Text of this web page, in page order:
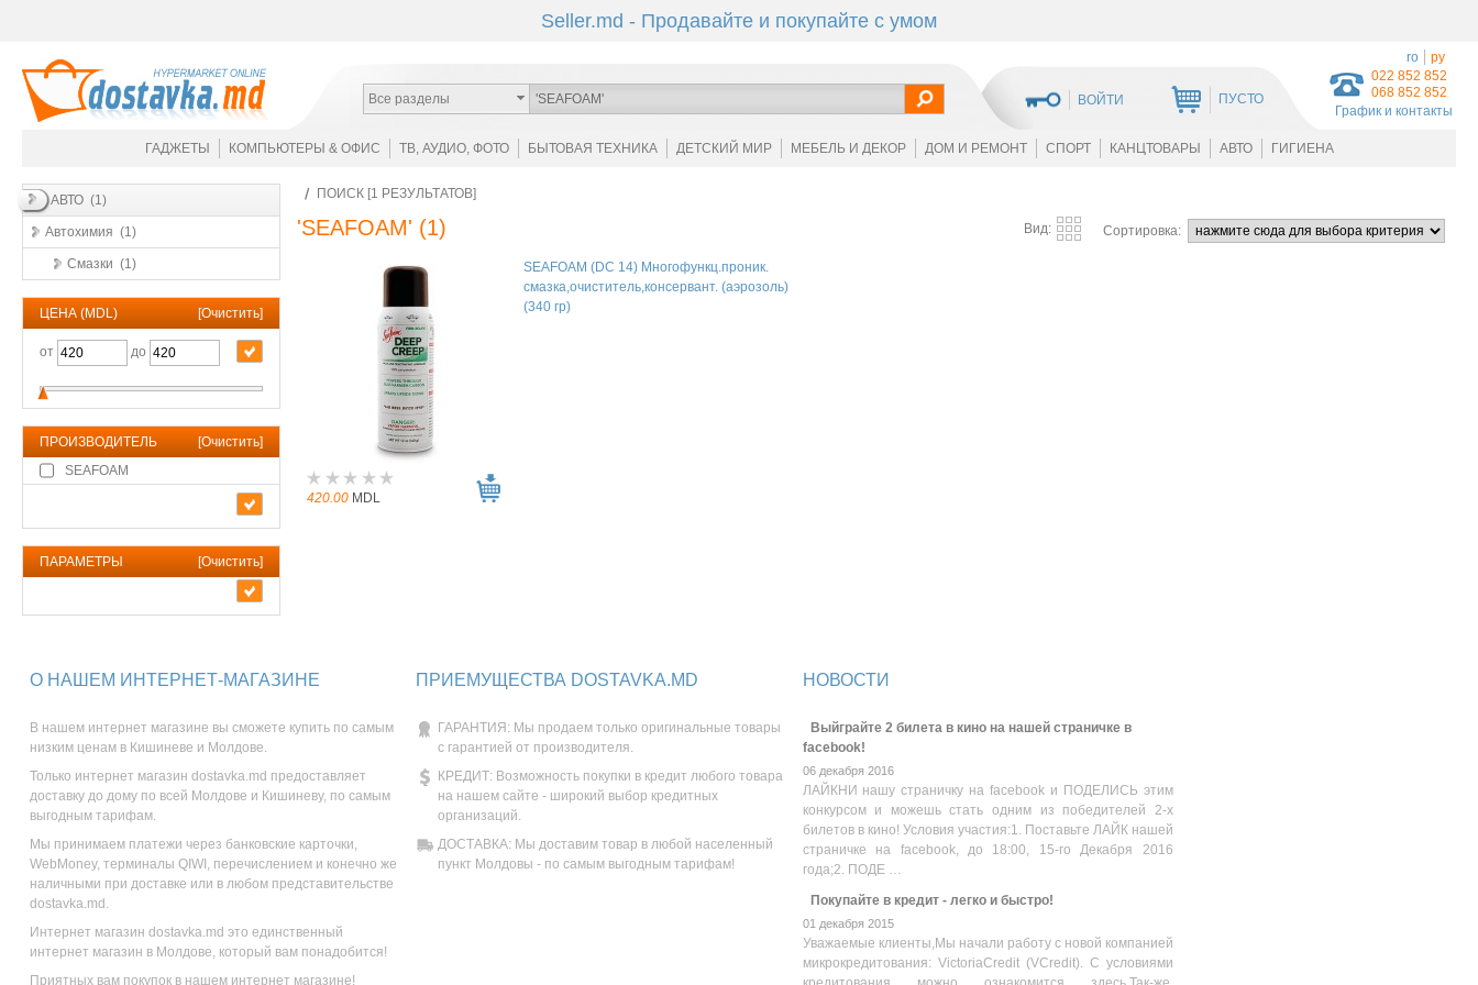
Seller.md - Продавайте и покупайте с умом
022 852 852
068 852 852
График и контакты
Все разделы ВОЙТИ ПУСТО
ro ру
ГАДЖЕТЫ КОМПЬЮТЕРЫ & ОФИС ТВ, АУДИО, ФОТО БЫТОВАЯ ТЕХНИКА ДЕТСКИЙ МИР МЕБЕЛЬ И ДЕКОР ДОМ И РЕМОНТ СПОРТ КАНЦТОВАРЫ АВТО ГИГИЕНА
АВТО (1)
Автохимия (1)
Смазки (1)
ЦЕНА (MDL) [Очистить]
от до
ПРОИЗВОДИТЕЛЬ [Очистить]
SEAFOAM
ПАРАМЕТРЫ [Очистить]
ПОИСК [1 РЕЗУЛЬТАТОВ]
'SEAFOAM' (1) Вид: Сортировка:
420.00 MDL
SEAFOAM (DC 14) Многофункц.проник.
смазка,очиститель,консервант. (аэрозоль)
(340 гр)
О НАШЕМ ИНТЕРНЕТ-МАГАЗИНЕ
В нашем интернет магазине вы сможете купить по самым
низким ценам в Кишиневе и Молдове.
Только интернет магазин dostavka.md предоставляет
доставку до дому по всей Молдове и Кишиневу, по самым
выгодным тарифам.
Мы принимаем платежи через банковские карточки,
WebMoney, терминалы QIWI, перечислением и конечно же
наличными при доставке или в любом представительстве
dostavka.md.
Интернет магазин dostavka.md это единственный
интернет магазин в Молдове, который вам понадобится!
Приятных вам покупок в нашем интернет магазине!
ПРИЕМУЩЕСТВА DOSTAVKA.MD
ГАРАНТИЯ: Мы продаем только оригинальные товары
с гарантией от производителя.
КРЕДИТ: Возможность покупки в кредит любого товара
на нашем сайте - широкий выбор кредитных
организаций.
ДОСТАВКА: Мы доставим товар в любой населенный
пункт Молдовы - по самым выгодным тарифам!
НОВОСТИ
Выйграйте 2 билета в кино на нашей страничке в
facebook!
06 декабря 2016
ЛАЙКНИ нашу страничку на facebook и ПОДЕЛИСЬ этим
конкурсом и можешь стать одним из победителей 2-х
билетов в кино! Условия участия:1. Поставьте ЛАЙК нашей
страничке на facebook, до 18:00, 15-го Декабря 2016
года;2. ПОДЕ …
Покупайте в кредит - легко и быстро!
01 декабря 2015
Уважаемые клиенты,Мы начали работу с новой компанией
микрокредитования: VictoriaCredit (VCredit). С условиями